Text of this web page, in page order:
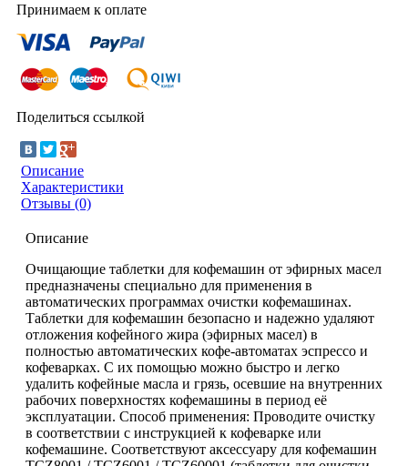
Принимаем к оплате
Поделиться ссылкой
Описание
Характеристики
Отзывы (0)
Описание
Очищающие таблетки для кофемашин от эфирных масел
предназначены специально для применения в
автоматических программах очистки кофемашинах.
Таблетки для кофемашин безопасно и надежно удаляют
отложения кофейного жира (эфирных масел) в
полностью автоматических кофе-автоматах эспрессо и
кофеварках. С их помощью можно быстро и легко
удалить кофейные масла и грязь, осевшие на внутренних
рабочих поверхностях кофемашины в период её
эксплуатации. Способ применения: Проводите очистку
в соответствии с инструкцией к кофеварке или
кофемашине. Соответствуют аксессуару для кофемашин